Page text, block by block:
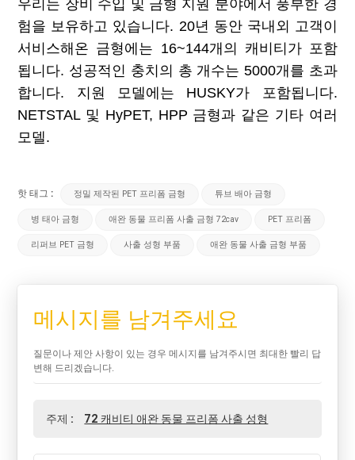
우리는 장비 수입 및 금형 지원 분야에서 풍부한 경
험을 보유하고 있습니다. 20년 동안 국내외 고객이
서비스해온 금형에는 16~144개의 캐비티가 포함
됩니다. 성공적인 충치의 총 개수는 5000개를 초과
합니다. 지원 모델에는 HUSKY가 포함됩니다.
NETSTAL 및 HyPET, HPP 금형과 같은 기타 여러
모델.
핫 태그 : 정밀 제작된 PET 프리폼 금형 튜브 배아 금형
병 태아 금형 애완 동물 프리폼 사출 금형 72cav PET 프리폼
리퍼브 PET 금형 사출 성형 부품 애완 동물 사출 금형 부품
메시지를 남겨주세요
질문이나 제안 사항이 있는 경우 메시지를 남겨주시면 최대한 빨리 답
변해 드리겠습니다.
주제 : 72 캐비티 애완 동물 프리폼 사출 성형